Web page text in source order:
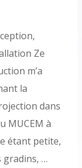
Ze
m’a
la
dans
MUCEM à
étant petite,
gradins, …